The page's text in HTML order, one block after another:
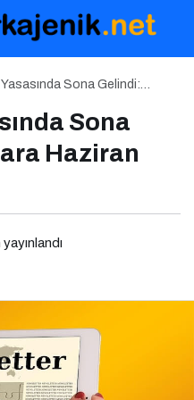
Sona Gelindi:
Sona
Haziran
1.0 Etkinliği